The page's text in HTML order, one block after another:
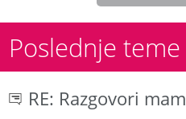
Poslednje
RE: Razgovori